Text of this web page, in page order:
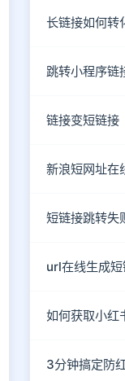
长链接如何转
跳转小程序链
链接变短链接
新浪短网址在
短链接跳转失
url在线生成
如何获取小红